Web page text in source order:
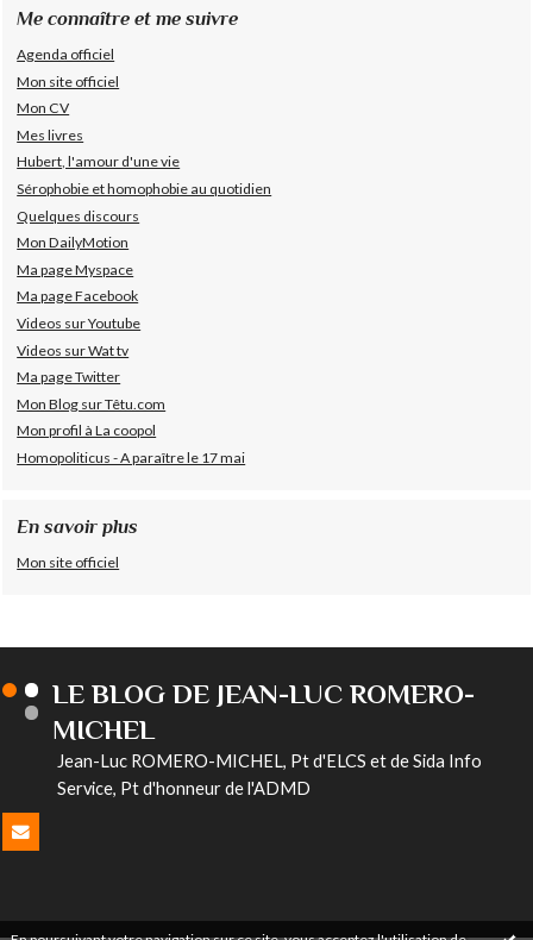
Me connaître et me suivre
Agenda officiel
Mon site officiel
Mon CV
Mes livres
Hubert, l'amour d'une vie
Sérophobie et homophobie au quotidien
Quelques discours
Mon DailyMotion
Ma page Myspace
Ma page Facebook
Videos sur Youtube
Videos sur Wat tv
Ma page Twitter
Mon Blog sur Têtu.com
Mon profil à La coopol
Homopoliticus - A paraître le 17 mai
En savoir plus
Mon site officiel
LE BLOG DE JEAN-LUC ROMERO-
MICHEL
Jean-Luc ROMERO-MICHEL, Pt d'ELCS et de Sida Info
Service, Pt d'honneur de l'ADMD